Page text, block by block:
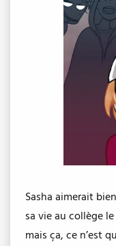
Sasha aimerait
sa vie au collège
mais ça, ce n’est